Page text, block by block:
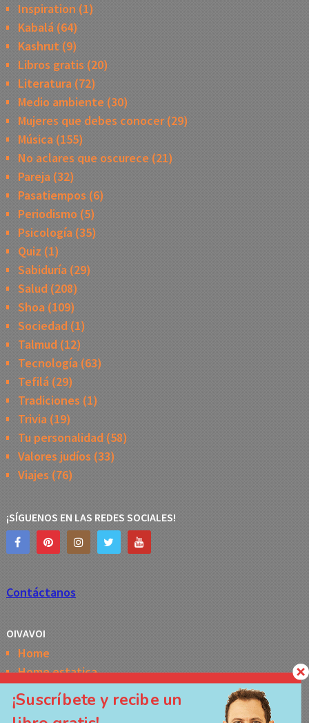
Inspiration (1)
Kabalá(64)
Kashrut (9)
Libros gratis (20)
Literatura(72)
Medio ambiente (30)
Mujeres que debes conocer(29)
Música(155)
No aclares que oscurece (21)
Pareja(32)
Pasatiempos (6)
Periodismo (5)
Psicología(35)
Quiz (1)
Sabiduría(29)
Salud (208)
Shoa(109)
Sociedad(1)
Talmud (12)
Tecnología(63)
Tefilá(29)
Tradiciones (1)
Trivia(19)
Tu personalidad(58)
Valores judíos (33)
Viajes (76)
¡SÍGUENOS EN LAS REDES SOCIALES!
Contáctanos
OIVAVOI
Home
Home estatica
Horóscopo semanal de la Kabbalah
Memes
¡Suscríbete y recibe un